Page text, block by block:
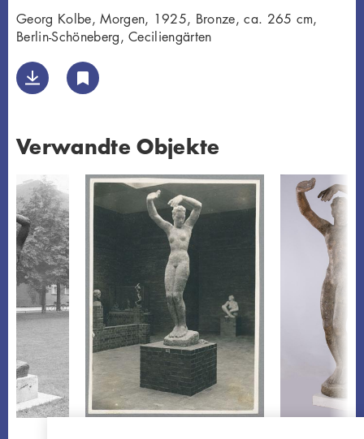
Georg Kolbe, Morgen, 1925, Bronze, ca. 265 cm,
Berlin-Schöneberg, Ceciliengärten
Verwandte Objekte